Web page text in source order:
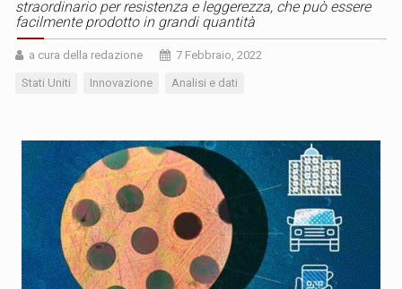
straordinario per resistenza e leggerezza, che può essere
facilmente prodotto in grandi quantità
a cura della redazione 7 Febbraio, 2022
Stati Uniti Innovazione Analisi e dati